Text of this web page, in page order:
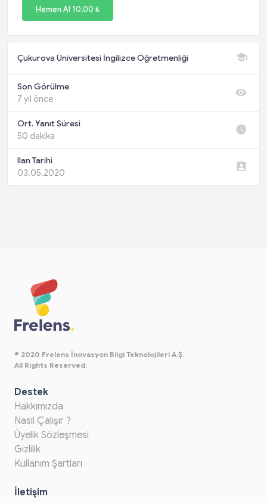
Hemen Al 10,00 ₺
Çukurova Üniversitesi İngilizce Öğretmenliği
Son Görülme
7 yıl önce
Ort. Yanıt Süresi
50 dakika
Ilan Tarihi
03.05.2020
© 2020 Frelens İnovasyon Bilgi Teknolojileri A.Ş.
All Rights Reserved.
Destek
Hakkımızda
Nasıl Çalışır ?
Üyelik Sözleşmesi
Gizlilik
Kullanım Şartları
İletişim